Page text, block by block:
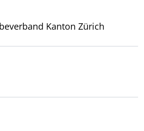
Kanton Zürich